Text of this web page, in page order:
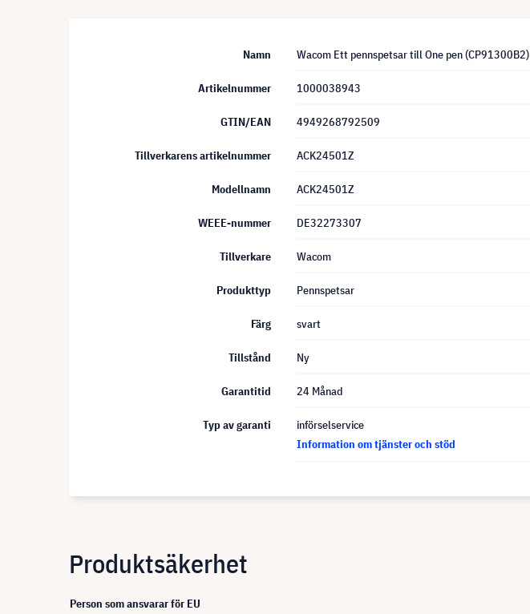
Namn Wacom Ett pennspetsar till One pen (CP91300B2)
Artikelnummer 1000038943
GTIN/EAN 4949268792509
Tillverkarens artikelnummer ACK24501Z
Modellnamn ACK24501Z
WEEE-nummer DE32273307
Tillverkare Wacom
Produkttyp Pennspetsar
Färg svart
Tillstånd Ny
Garantitid 24 Månad
Typ av garanti
införselservice
Information om tjänster och stöd
Produktsäkerhet
Person som ansvarar för EU